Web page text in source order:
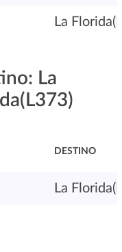
La
La
DESTINO
La